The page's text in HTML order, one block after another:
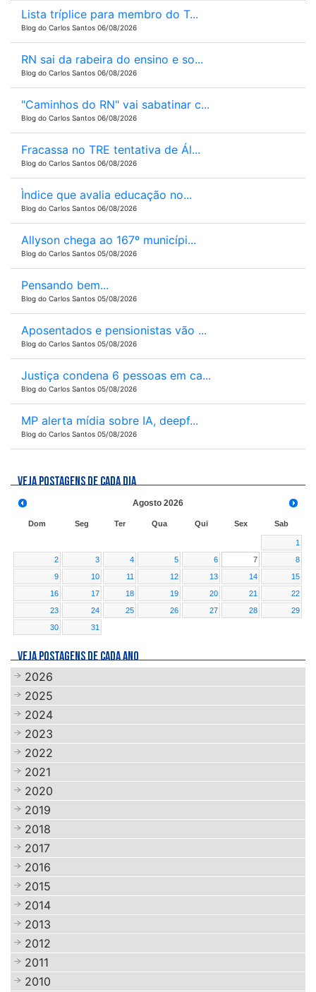
Lista tríplice para membro do T...
Blog do Carlos Santos 06/08/2026
RN sai da rabeira do ensino e so...
Blog do Carlos Santos 06/08/2026
"Caminhos do RN" vai sabatinar c...
Blog do Carlos Santos 06/08/2026
Fracassa no TRE tentativa de Ál...
Blog do Carlos Santos 06/08/2026
Ìndice que avalia educação no...
Blog do Carlos Santos 06/08/2026
Allyson chega ao 167º municípi...
Blog do Carlos Santos 05/08/2026
Pensando bem...
Blog do Carlos Santos 05/08/2026
Aposentados e pensionistas vão ...
Blog do Carlos Santos 05/08/2026
Justiça condena 6 pessoas em ca...
Blog do Carlos Santos 05/08/2026
MP alerta mídia sobre IA, deepf...
Blog do Carlos Santos 05/08/2026
VEJA POSTAGENS DE CADA DIA
Agosto 2026
Dom Seg Ter Qua Qui Sex Sab
1
2
3 4 5 6 7
8
9
10 11 12 13 14
15
16
17 18 19 20 21
22
23
24 25 26 27 28
29
30
31
VEJA POSTAGENS DE CADA ANO
2026
2025
2024
2023
2022
2021
2020
2019
2018
2017
2016
2015
2014
2013
2012
2011
2010